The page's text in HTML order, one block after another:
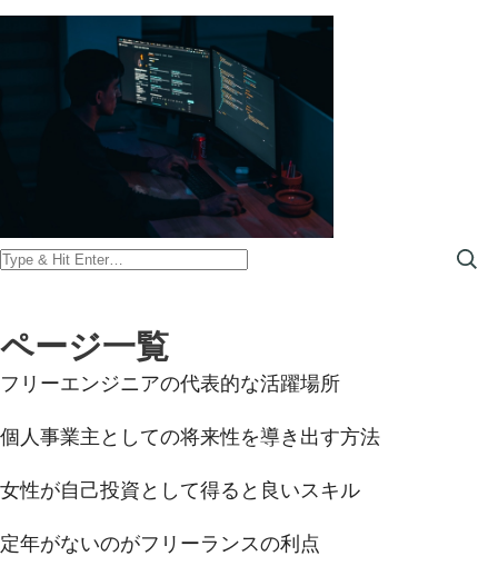
Looking
ページ一覧
フリーエンジニアの代表的な活躍場所
個人事業主としての将来性を導き出す方法
女性が自己投資として得ると良いスキル
定年がないのがフリーランスの利点